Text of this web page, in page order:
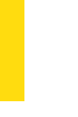
TODO
sistemas.
o alertar